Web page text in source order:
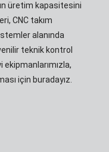
üretim kapasitesini
CNC takım
alanında
teknik kontrol
için buradayız.